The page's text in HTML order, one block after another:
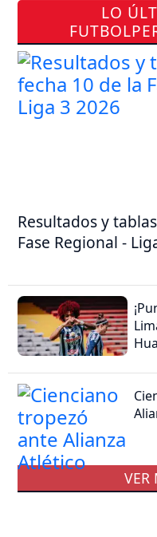
LO
Resultados y
Fase Regional -
VER